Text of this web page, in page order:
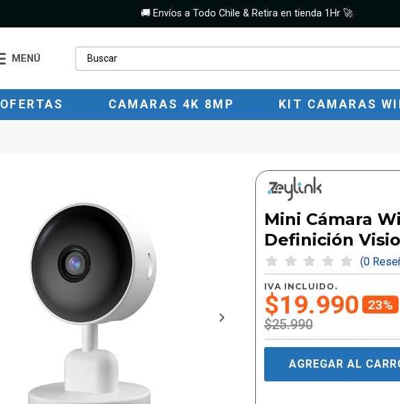
🚚 Envíos a Todo Chile & Retira en tienda 1Hr 🚀
MENÚ
OFERTAS CAMARAS 4K 8MP KIT CAMARAS
Mini Cámara
Definición
(0
IVA INCLUIDO.
$19.990
$25.990
23%
AGREGAR AL